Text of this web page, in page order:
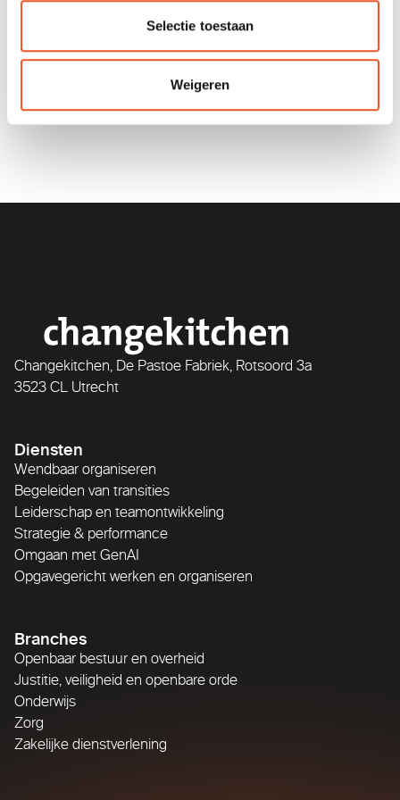
Selectie toestaan
Weigeren
Strategie-implementatie, Verandermanagement,
Changekitchen, De Pastoe Fabriek, Rotsoord 3a
3523 CL Utrecht
Diensten
Wendbaar organiseren
Begeleiden van transities
Leiderschap en teamontwikkeling
Strategie & performance
Omgaan met GenAI
Opgavegericht werken en organiseren
Branches
Openbaar bestuur en overheid
Justitie, veiligheid en openbare orde
Onderwijs
Zorg
Zakelijke dienstverlening